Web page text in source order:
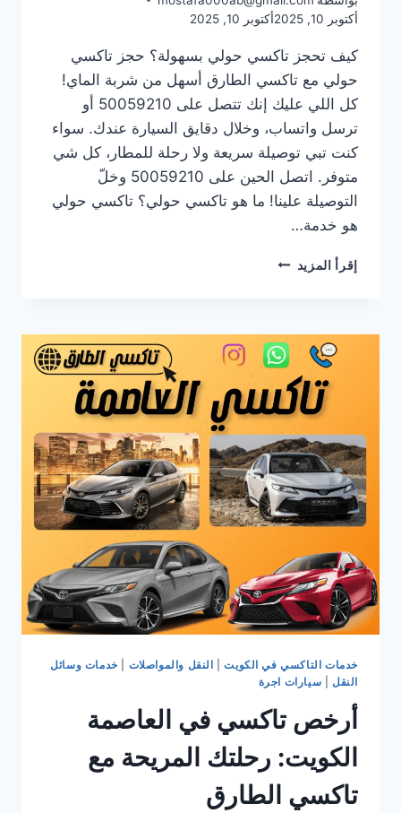
أكتوبر 10, 2025
أكتوبر 10, 2025
كيف تحجز تاكسي حولي بسهولة؟ حجز تاكسي
حولي مع تاكسي الطارق أسهل من شربة الماي!
كل اللي عليك إنك تتصل على 50059210 أو
ترسل واتساب، وخلال دقايق السيارة عندك. سواء
كنت تبي توصيلة سريعة ولا رحلة للمطار، كل شي
متوفر. اتصل الحين على 50059210 وخلّ
التوصيلة علينا! ما هو تاكسي حولي؟ تاكسي حولي
هو خدمة…
إقرأ المزيد أرخص
|
خدمة
توصيل
توصلك
وين
تبي
براحة
وسرعة
خدمات التاكسي في الكويت| النقل والمواصلات
خدمات وسائل
النقل
سيارات اجرة
أرخص تاكسي في العاصمة
الكويت: رحلتك المريحة مع
تاكسي الطارق